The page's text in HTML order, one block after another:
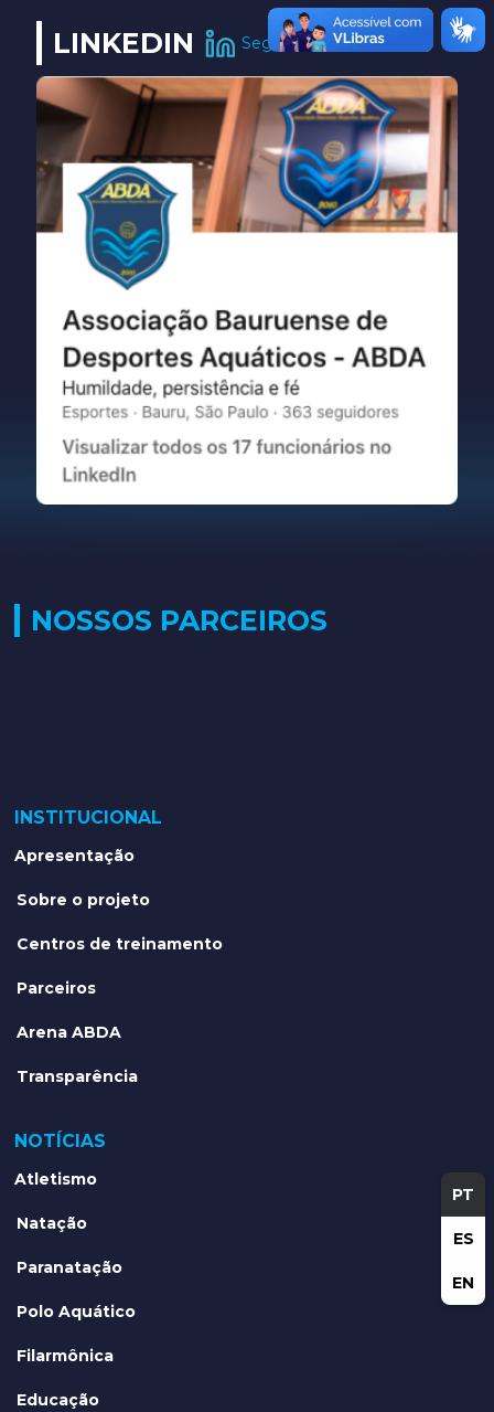
PT
ES
EN
LINKEDIN Seguir
NOSSOS PARCEIROS
INSTITUCIONAL
Apresentação
Sobre o projeto
Centros de treinamento
Parceiros
Arena ABDA
Transparência
NOTÍCIAS
Atletismo
Natação
Paranatação
Polo Aquático
Filarmônica
Educação